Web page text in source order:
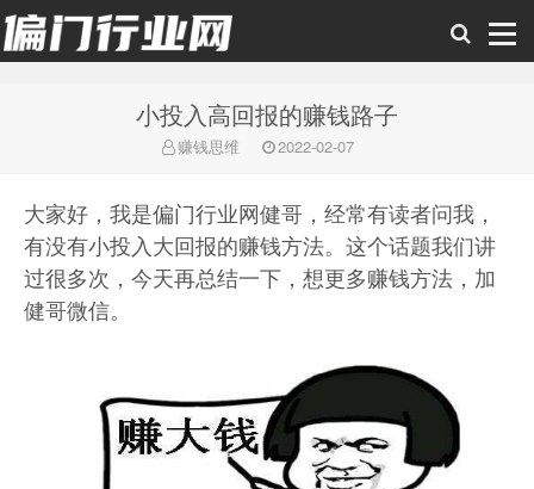
小投入高回报的赚钱路子
赚钱思维 2022-02-07
大家好，我是偏门行业网健哥，经常有读者问我，
有没有小投入大回报的赚钱方法。这个话题我们讲
过很多次，今天再总结一下，想更多赚钱方法，加
健哥微信。